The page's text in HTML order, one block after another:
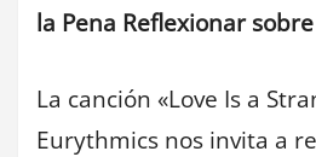
la Pena Reflexionar sobre
La canción «Love Is a
Eurythmics nos invita a